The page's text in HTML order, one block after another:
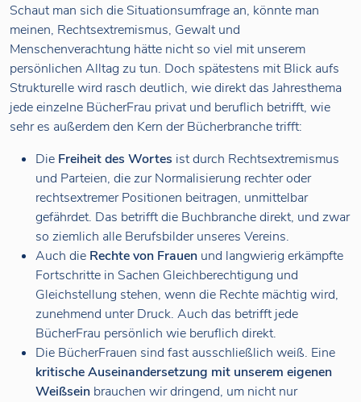
Schaut man sich die Situationsumfrage an, könnte man
meinen, Rechtsextremismus, Gewalt und
Menschenverachtung hätte nicht so viel mit unserem
persönlichen Alltag zu tun. Doch spätestens mit Blick aufs
Strukturelle wird rasch deutlich, wie direkt das Jahresthema
jede einzelne BücherFrau privat und beruflich betrifft, wie
sehr es außerdem den Kern der Bücherbranche trifft:
Die Freiheit des Wortes ist durch Rechtsextremismus
und Parteien, die zur Normalisierung rechter oder
rechtsextremer Positionen beitragen, unmittelbar
gefährdet. Das betrifft die Buchbranche direkt, und zwar
so ziemlich alle Berufsbilder unseres Vereins.
Auch die Rechte von Frauen und langwierig erkämpfte
Fortschritte in Sachen Gleichberechtigung und
Gleichstellung stehen, wenn die Rechte mächtig wird,
zunehmend unter Druck. Auch das betrifft jede
BücherFrau persönlich wie beruflich direkt.
Die BücherFrauen sind fast ausschließlich weiß. Eine
kritische Auseinandersetzung mit unserem eigenen
Weißsein brauchen wir dringend, um nicht nur